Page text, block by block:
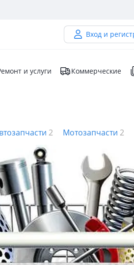
Вход и
и услуги Коммерческие
2 Мотозапчасти 2